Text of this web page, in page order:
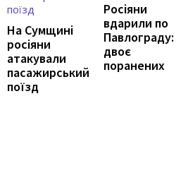
На Сумщині
росіяни
атакували
пасажирський
поїзд
Росіяни
вдарили по
Павлограду:
двоє
поранених